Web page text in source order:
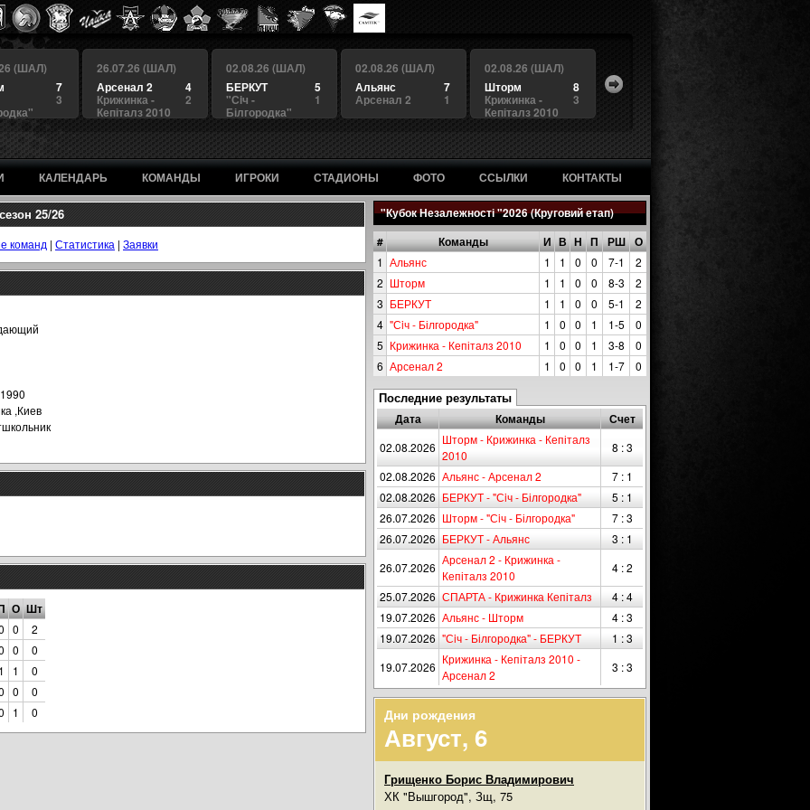
(ШАЛ)
7
3
26.07.26 (ШАЛ)
4
Арсенал 2
2
Крижинка -
Кепіталз 2010
02.08.26 (ШАЛ)
5
БЕРКУТ
1
"Сiч -
Білгородка"
02.08.26 (ШАЛ)
7
Альянс
1
Арсенал 2
02.08.26 (ШАЛ)
8
Шторм
3
Крижинка -
Кепіталз 2010
КАЛЕНДАРЬ КОМАНДЫ ИГРОКИ СТАДИОНЫ ФОТО ССЫЛКИ КОНТАКТЫ
"Кубок Незалежності "2026 (Круговий етап)
# Команды И В Н П РШ О
1 Альянс 1 1 0 0 7-1
2
2 Шторм 1 1 0 0 8-3
2
3 БЕРКУТ 1 1 0 0 5-1
2
4 "Сiч - Білгородка" 1 0 0 1 1-5
0
5 Крижинка - Кепіталз 2010 1 0 0 1 3-8
0
6 Арсенал 2 1 0 0 1 1-7 0
Последние результаты
Дата Команды Счет
02.08.2026
Шторм - Крижинка - Кепіталз
2010
8 : 3
02.08.2026 Альянс - Арсенал 2
7 : 1
02.08.2026 БЕРКУТ - "Сiч - Білгородка"
5 : 1
26.07.2026 Шторм - "Сiч - Білгородка"
7 : 3
26.07.2026 БЕРКУТ - Альянс
3 : 1
26.07.2026
Арсенал 2 - Крижинка -
Кепіталз 2010
4 : 2
25.07.2026 СПАРТА - Крижинка Кепіталз
4 : 4
19.07.2026 Альянс - Шторм
4 : 3
19.07.2026 "Сiч - Білгородка" - БЕРКУТ
1 : 3
19.07.2026
Крижинка - Кепіталз 2010 -
Арсенал 2
3 : 3
Дни рождения
Август, 6
Грищенко Борис Владимирович
ХК "Вышгород", Зщ, 75
25/26
команд | Статистика | Заявки
,Киев
О Шт
0
2
0
0
1 1
0
0
0
1 0